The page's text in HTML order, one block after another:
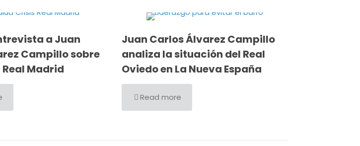
a Juan
Campillo sobre
Madrid
Juan Carlos Álvarez Campillo
analiza la situación del Real
Oviedo en La Nueva España
Read more